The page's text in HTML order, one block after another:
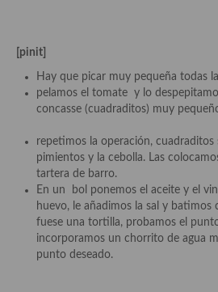
Pescado y Marisco
Postres y dulces
Quesos, recetas
Salazones y encurtidos
Recetas Especiales
Recetas de Cuaresma
[pinit]
Hay que picar muy pequeña todas
pelamos el tomate y lo
concasse (cuadraditos) muy
repetimos la operación, cuadraditos
pimientos y la cebolla. Las
tartera de barro.
En un bol ponemos el aceite y el
huevo, le añadimos la sal y
fuese una tortilla, probamos el
incorporamos un chorrito de agua
punto deseado.